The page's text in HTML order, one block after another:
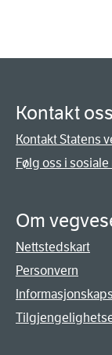
Kontakt oss
Kontakt Statens
Følg oss i
Om
Nettstedskart
Personvern